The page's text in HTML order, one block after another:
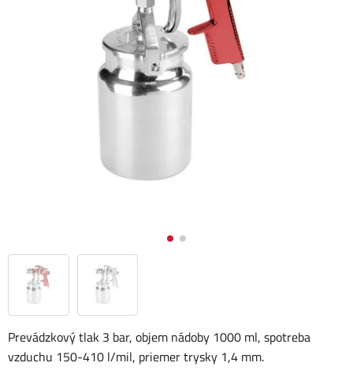
Prevádzkový tlak 3 bar, objem nádoby 1000 ml, spotreba
vzduchu 150-410 l/mil, priemer trysky 1,4 mm.